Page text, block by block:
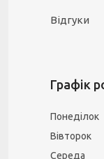
Відгуки
Графік
Понеділок
Вівторок
Середа